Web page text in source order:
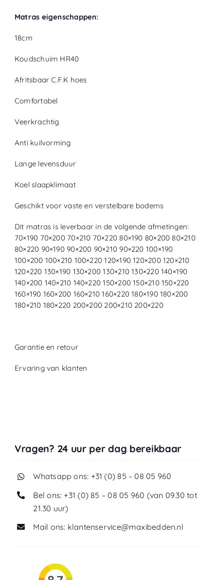
Matras eigenschappen:
18cm
Koudschuim HR40
Afritsbaar C.F.K hoes
Comfortabel
Veerkrachtig
Anti kuilvorming
Lange levensduur
Koel slaapklimaat
Geschikt voor vaste en verstelbare bodems
Dit matras is leverbaar in de volgende afmetingen:
70×190 70×200 70×210 70×220 80×190 80×200 80×210
80×220 90×190 90×200 90×210 90×220 100×190
100×200 100×210 100×220 120×190 120×200 120×210
120×220 130×190 130×200 130×210 130×220 140×190
140×200 140×210 140×220 150×200 150×210 150×220
160×190 160×200 160×210 160×220 180×190 180×200
180×210 180×220 200×200 200×210 200×220
Garantie en retour
Ervaring van klanten
Vragen? 24 uur per dag bereikbaar
Whatsapp ons: +31 (0) 85 – 08 05 960
Bel ons: +31 (0) 85 – 08 05 960 (van 09.30 tot
21.30 uur)
Mail ons: klantenservice@maxibedden.nl